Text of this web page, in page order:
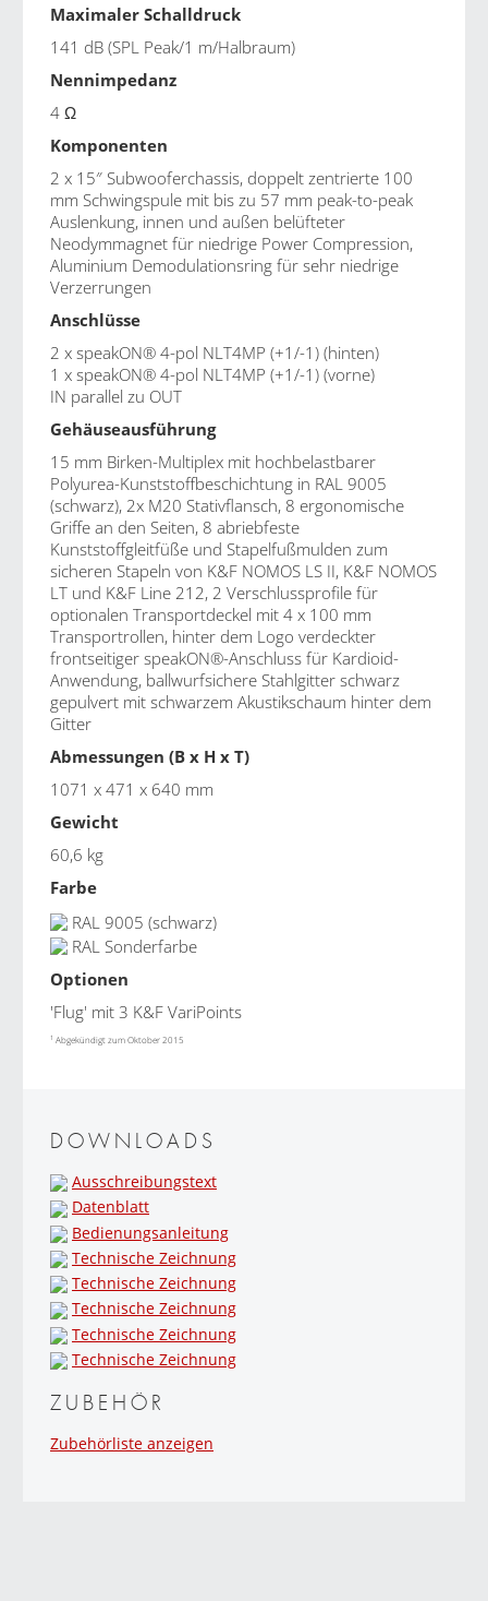
Maximaler Schalldruck
141 dB (SPL Peak/1 m/Halbraum)
Nennimpedanz
4 Ω
Komponenten
2 x 15″ Subwooferchassis, doppelt zentrierte 100
mm Schwingspule mit bis zu 57 mm peak-to-peak
Auslenkung, innen und außen belüfteter
Neodymmagnet für niedrige Power Compression,
Aluminium Demodulationsring für sehr niedrige
Verzerrungen
Anschlüsse
2 x speakON® 4-pol NLT4MP (+1/-1) (hinten)
1 x speakON® 4-pol NLT4MP (+1/-1) (vorne)
IN parallel zu OUT
Gehäuseausführung
15 mm Birken-Multiplex mit hochbelastbarer
Polyurea-Kunststoffbeschichtung in RAL 9005
(schwarz), 2x M20 Stativflansch, 8 ergonomische
Griffe an den Seiten, 8 abriebfeste
Kunststoffgleitfüße und Stapelfußmulden zum
sicheren Stapeln von K&F NOMOS LS II, K&F NOMOS
LT und K&F Line 212, 2 Verschlussprofile für
optionalen Transportdeckel mit 4 x 100 mm
Transportrollen, hinter dem Logo verdeckter
frontseitiger speakON®-Anschluss für Kardioid-
Anwendung, ballwurfsichere Stahlgitter schwarz
gepulvert mit schwarzem Akustikschaum hinter dem
Gitter
Abmessungen (B x H x T)
1071 x 471 x 640 mm
Gewicht
60,6 kg
Farbe
RAL 9005 (schwarz)
RAL Sonderfarbe
Optionen
'Flug' mit 3 K&F VariPoints
1 Abgekündigt zum Oktober 2015
DOWNLOADS
Ausschreibungstext
Datenblatt
Bedienungsanleitung
Technische Zeichnung
Technische Zeichnung
Technische Zeichnung
Technische Zeichnung
Technische Zeichnung
ZUBEHÖR
Zubehörliste anzeigen